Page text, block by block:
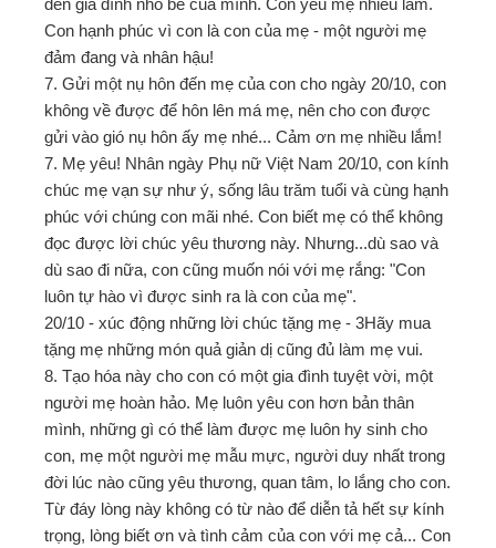
đến gia đình nhỏ bé của mình. Con yêu mẹ nhiều lắm.
Con hạnh phúc vì con là con của mẹ - một người mẹ
đảm đang và nhân hậu!
7. Gửi một nụ hôn đến mẹ của con cho ngày 20/10, con
không về được để hôn lên má mẹ, nên cho con được
gửi vào gió nụ hôn ấy mẹ nhé... Cảm ơn mẹ nhiều lắm!
7. Mẹ yêu! Nhân ngày Phụ nữ Việt Nam 20/10, con kính
chúc mẹ vạn sự như ý, sống lâu trăm tuổi và cùng hạnh
phúc với chúng con mãi nhé. Con biết mẹ có thể không
đọc được lời chúc yêu thương này. Nhưng...dù sao và
dù sao đi nữa, con cũng muốn nói với mẹ rắng: "Con
luôn tự hào vì được sinh ra là con của mẹ".
20/10 - xúc động những lời chúc tặng mẹ - 3Hãy mua
tặng mẹ những món quả giản dị cũng đủ làm mẹ vui.
8. Tạo hóa này cho con có một gia đình tuyệt vời, một
người mẹ hoàn hảo. Mẹ luôn yêu con hơn bản thân
mình, những gì có thể làm được mẹ luôn hy sinh cho
con, mẹ một người mẹ mẫu mực, người duy nhất trong
đời lúc nào cũng yêu thương, quan tâm, lo lắng cho con.
Từ đáy lòng này không có từ nào để diễn tả hết sự kính
trọng, lòng biết ơn và tình cảm của con với mẹ cả... Con